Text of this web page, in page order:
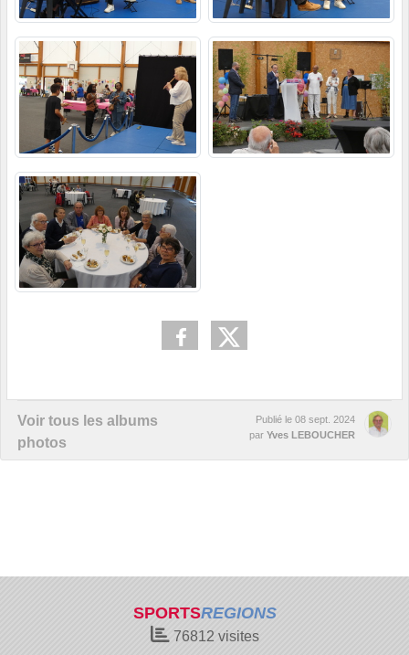
Voir tous les albums
photos
Publié le 08 sept. 2024
par Yves LEBOUCHER
SPORTSREGIONS
76812 visites